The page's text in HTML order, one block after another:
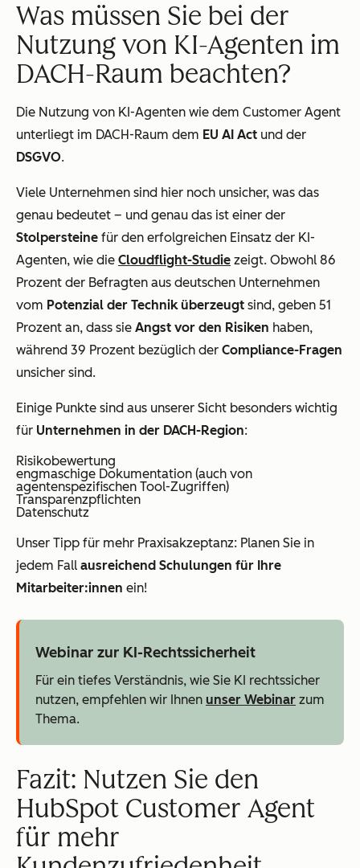
Was müssen Sie bei der
Nutzung von KI-Agenten im
DACH-Raum beachten?
Die Nutzung von KI-Agenten wie dem Customer Agent
unterliegt im DACH-Raum dem EU AI Act und der
DSGVO.
Viele Unternehmen sind hier noch unsicher, was das
genau bedeutet – und genau das ist einer der
Stolpersteine für den erfolgreichen Einsatz der KI-
Agenten, wie die Cloudflight-Studie zeigt. Obwohl 86
Prozent der Befragten aus deutschen Unternehmen
vom Potenzial der Technik überzeugt sind, geben 51
Prozent an, dass sie Angst vor den Risiken haben,
während 39 Prozent bezüglich der Compliance-Fragen
unsicher sind.
Einige Punkte sind aus unserer Sicht besonders wichtig
für Unternehmen in der DACH-Region:
Risikobewertung
engmaschige Dokumentation (auch von
agentenspezifischen Tool-Zugriffen)
Transparenzpflichten
Datenschutz
Unser Tipp für mehr Praxisakzeptanz: Planen Sie in
jedem Fall ausreichend Schulungen für Ihre
Mitarbeiter:innen ein!
Webinar zur KI-Rechtssicherheit
Für ein tiefes Verständnis, wie Sie KI rechtssicher
nutzen, empfehlen wir Ihnen unser Webinar zum
Thema.
Fazit: Nutzen Sie den
HubSpot Customer Agent
für mehr